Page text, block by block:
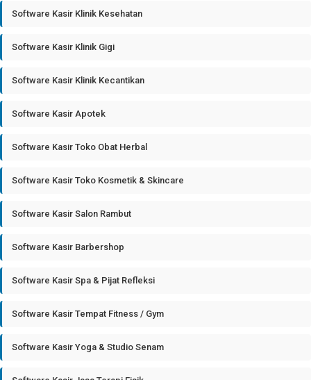
Software Kasir Klinik Kesehatan
Software Kasir Klinik Gigi
Software Kasir Klinik Kecantikan
Software Kasir Apotek
Software Kasir Toko Obat Herbal
Software Kasir Toko Kosmetik & Skincare
Software Kasir Salon Rambut
Software Kasir Barbershop
Software Kasir Spa & Pijat Refleksi
Software Kasir Tempat Fitness / Gym
Software Kasir Yoga & Studio Senam